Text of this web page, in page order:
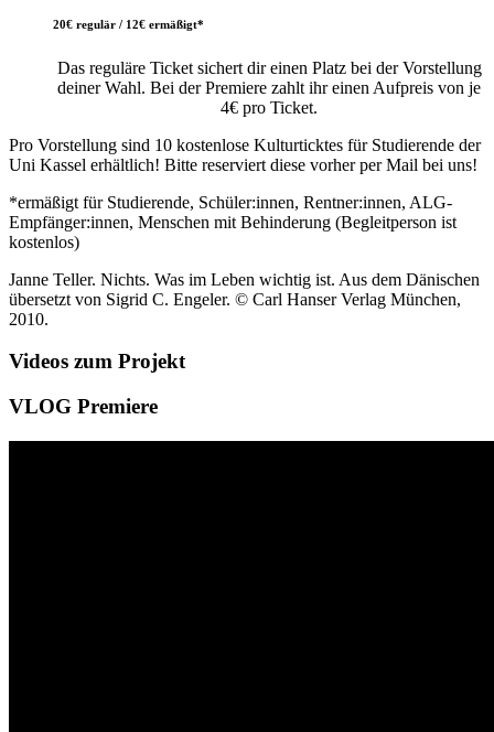
20€ regulär / 12€ ermäßigt*
Das reguläre Ticket sichert dir einen Platz bei der Vorstellung
deiner Wahl. Bei der Premiere zahlt ihr einen Aufpreis von je
4€ pro Ticket.
Pro Vorstellung sind 10 kostenlose Kulturticktes für Studierende der
Uni Kassel erhältlich! Bitte reserviert diese vorher per Mail bei uns!
*ermäßigt für Studierende, Schüler:innen, Rentner:innen, ALG-
Empfänger:innen, Menschen mit Behinderung (Begleitperson ist
kostenlos)
Janne Teller. Nichts. Was im Leben wichtig ist. Aus dem Dänischen
übersetzt von Sigrid C. Engeler. © Carl Hanser Verlag München,
2010.
Videos zum Projekt
VLOG Premiere